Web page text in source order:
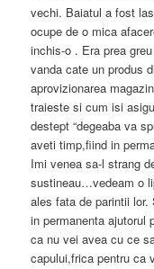
vechi. Baiatul a fost
ocupe de o mica
inchis-o . Era prea
vanda cate un produs
aprovizionarea
traieste si cum isi
destept “degeaba va
aveti timp,fiind in
Imi venea sa-l strang
sustineau…vedeam o
ales fata de parintii
in permanenta ajutorul
ca nu vei avea cu ce
capului,frica pentru ca